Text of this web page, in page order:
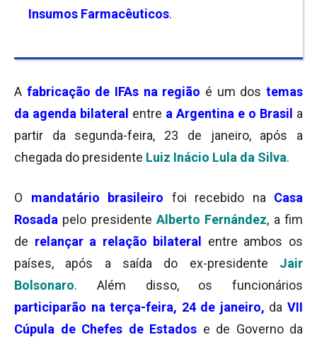
Insumos Farmacêuticos.
A fabricação de IFAs na região é um dostemas
da agenda bilateral entre a Argentina e o Brasil a
partir da segunda-feira, 23 de janeiro, após a
chegada do presidente Luiz Inácio Lula da Silva.
O mandatário brasileiro foi recebido na Casa
Rosada pelo presidente Alberto Fernández, a fim
de relançar a relação bilateral
entre ambos os
países, após a saída do ex-presidente Jair
Bolsonaro. Além disso, os funcionários
participarão na terça-feira, 24 de janeiro, daVII
Cúpula de Chefes de Estados e de Governo da